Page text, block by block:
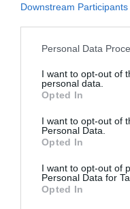
Downstream Participants
Please note that this
not limited to your visit
grant or deny consent
use your data for below
consent section.
Personal Data
I want to opt-out of
personal data.
Opted In
I want to opt-out of
Personal Data.
Opted In
I want to opt-out of
Personal Data for
Opted In
6 h 28 min